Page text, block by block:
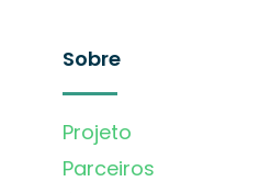
Sobre
Projeto
Parceiros